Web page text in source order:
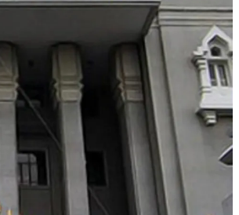
นิยาย